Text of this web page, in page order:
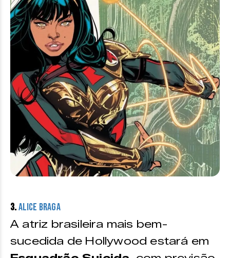
3.Alice Braga
A atriz brasileira mais bem-
sucedida de Hollywood estará em